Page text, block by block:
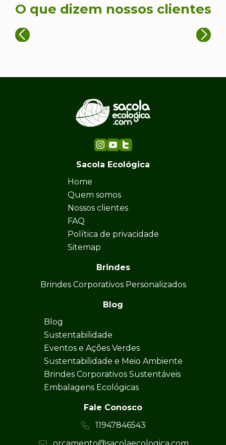
O que dizem nossos clientes
Sacola Ecológica
Home
Quem somos
Nossos clientes
FAQ
Política de privacidade
Sitemap
Brindes
Brindes Corporativos Personalizados
Blog
Blog
Sustentabilidade
Eventos e Ações Verdes
Sustentabilidade e Meio Ambiente
Brindes Corporativos Sustentáveis
Embalagens Ecológicas
Fale Conosco
11947846543